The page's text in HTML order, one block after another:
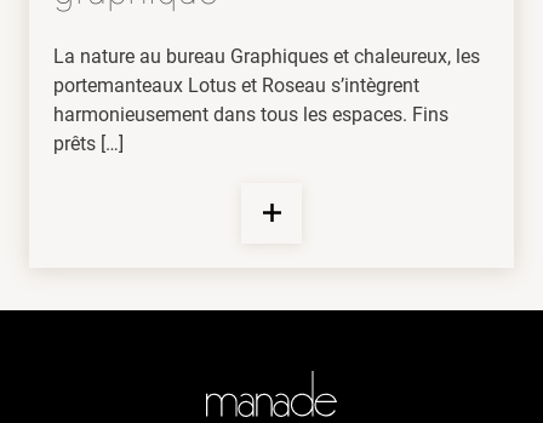
La nature au bureau Graphiques et chaleureux, les
portemanteaux Lotus et Roseau s’intègrent
harmonieusement dans tous les espaces. Fins
prêts […]